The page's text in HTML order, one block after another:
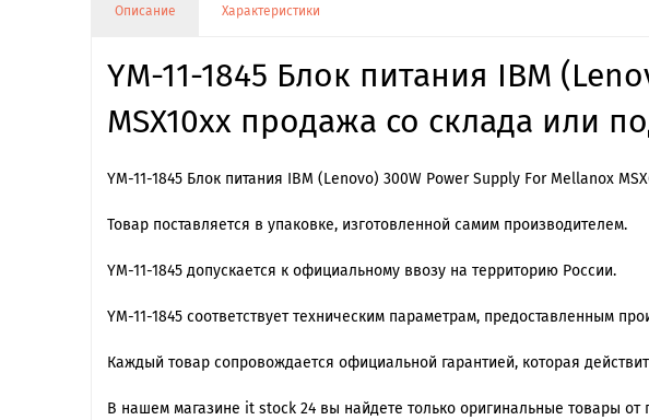
Описание Характеристики
YM-11-1845 Блок питания IBM
MSX10xx продажа со склада или
YM-11-1845 Блок питания IBM (Lenovo) 300W Power Supply For Mellanox
Товар поставляется в упаковке, изготовленной самим производителем.
YM-11-1845 допускается к официальному ввозу на территорию России.
YM-11-1845 cоответствует техническим параметрам, предоставленным
Каждый товар сопровождается официальной гарантией, которая
В нашем магазине it stock 24 вы найдете только оригинальные товары от